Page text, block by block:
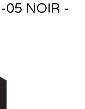
05 NOIR -